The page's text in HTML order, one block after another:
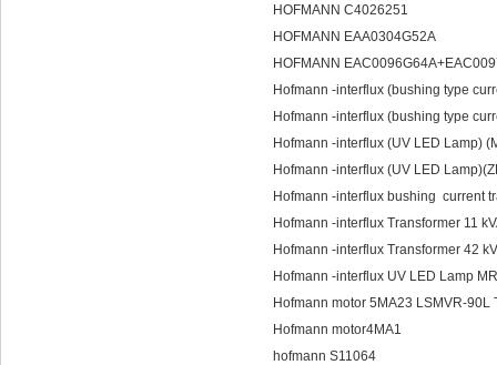
HOFMANN C4026251
HOFMANN EAA0304G52A
HOFMANN
Hofmann -interflux (bushing type
Hofmann -interflux (bushing type
Hofmann -interflux (UV LED Lamp)
Hofmann -interflux (UV LED
Hofmann -interflux bushing current
Hofmann -interflux Transformer 11
Hofmann -interflux Transformer 42
Hofmann -interflux UV LED Lamp
Hofmann motor 5MA23 LSMVR-90L
Hofmann motor4MA1
hofmann S11064